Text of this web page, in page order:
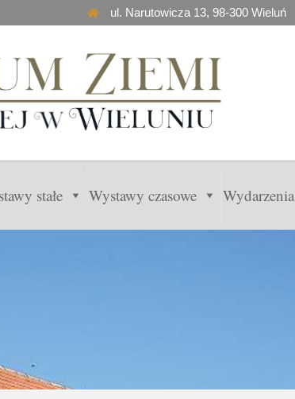
ul. Narutowicza 13, 98-300 Wieluń
stałe Wystawy czasowe Wydarzenia